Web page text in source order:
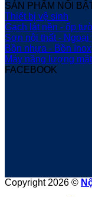
SẢN PHẨM NỔI
Thiết bị vệ sinh
Gạch lát nền - ốp
Sơn nội thất - Ngoại
Bồn nhựa - Bồn Inox
Máy năng lượng
FACEBOOK
Copyright 2026 ©